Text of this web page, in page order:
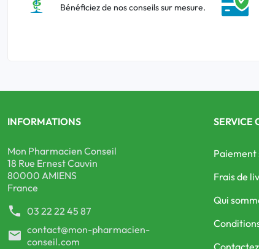
Bénéficiez de nos conseils sur mesure.
INFORMATIONS
Mon Pharmacien Conseil
18 Rue Ernest Cauvin
80000 AMIENS
France
phone 03 22 22 45 87
mail contact@mon-pharmacien-
conseil.com
SERVICE
Paiement
Frais de
Qui